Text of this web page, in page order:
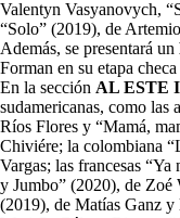
Valentyn Vasyanovych,
“Solo” (2019), de
Además, se presentará un
Forman en su etapa
En la sección AL ESTE
sudamericanas, como las
Ríos Flores y “Mamá,
Chiviére; la colombiana
Vargas; las francesas
y Jumbo” (2020), de Zoé
(2019), de Matías Ganz y